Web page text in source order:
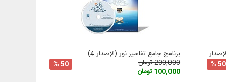
3
50 %
برنامج جامع تفاسير نور (الإصدار 4)
200,000 تومان
50 %
100,000 تومان